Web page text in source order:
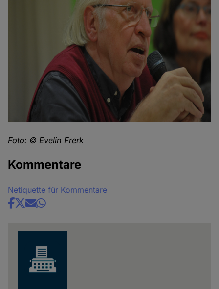
Foto: © Evelin Frerk
Kommentare
Netiquette für Kommentare
Share